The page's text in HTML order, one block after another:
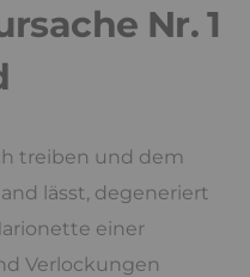
Nr. 1
treiben und dem
lässt, degeneriert
einer
Verlockungen